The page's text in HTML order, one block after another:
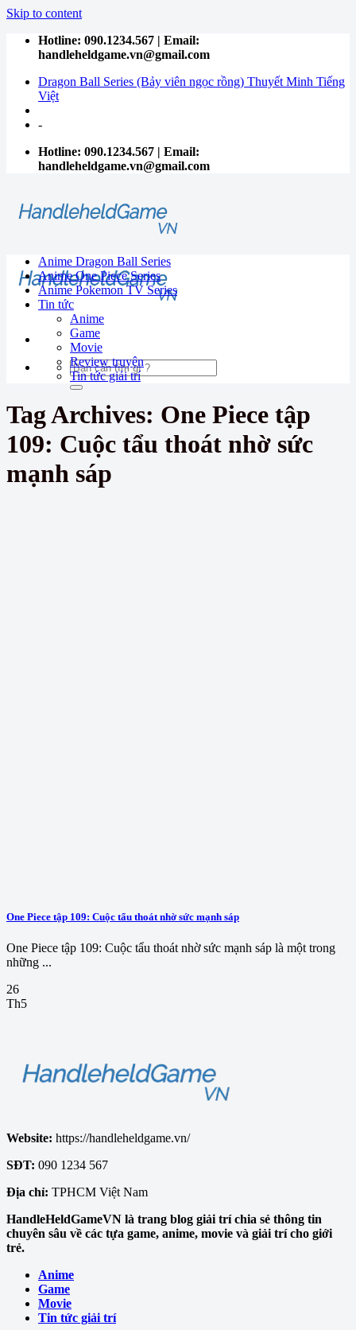
Skip to content
Hotline: 090.1234.567 | Email:
handleheldgame.vn@gmail.com
Dragon Ball Series (Bảy viên ngọc rồng) Thuyết Minh Tiếng
Việt
-
Hotline: 090.1234.567 | Email:
handleheldgame.vn@gmail.com
Anime Dragon Ball Series
Anime One Piece Series
Anime Pokemon TV Series
Tin tức
Anime
Game
Movie
Review truyện
Tin tức giải trí
Tag Archives: One Piece tập
109: Cuộc tẩu thoát nhờ sức
mạnh sáp
One Piece tập 109: Cuộc tẩu thoát nhờ sức mạnh sáp
One Piece tập 109: Cuộc tẩu thoát nhờ sức mạnh sáp là một trong
những ...
26
Th5
Website: https://handleheldgame.vn/
SĐT: 090 1234 567
Địa chỉ: TPHCM Việt Nam
HandleHeldGameVN là trang blog giải trí chia sẻ thông tin
chuyên sâu về các tựa game, anime, movie và giải trí cho giới
trẻ.
Anime
Game
Movie
Tin tức giải trí